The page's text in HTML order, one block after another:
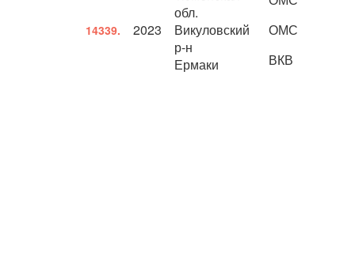
14339. 2023
обл.
Викуловский
р-н
Ермаки
ОМС
ВКВ